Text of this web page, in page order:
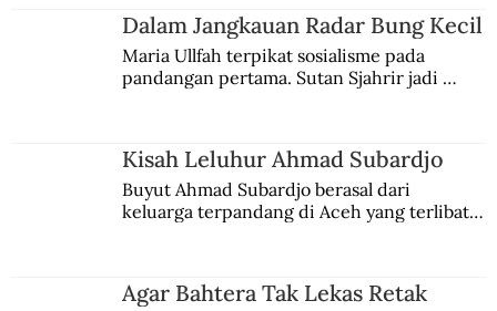
Jules Verne, Multatuli, hingga Sun Yat-sen.
Dalam Jangkauan Radar Bung Kecil
Maria Ullfah terpikat sosialisme pada
pandangan pertama. Sutan Sjahrir jadi
Kisah Leluhur Ahmad Subardjo
Buyut Ahmad Subardjo berasal dari
keluarga terpandang di Aceh yang terlibat
Agar Bahtera Tak Lekas Retak